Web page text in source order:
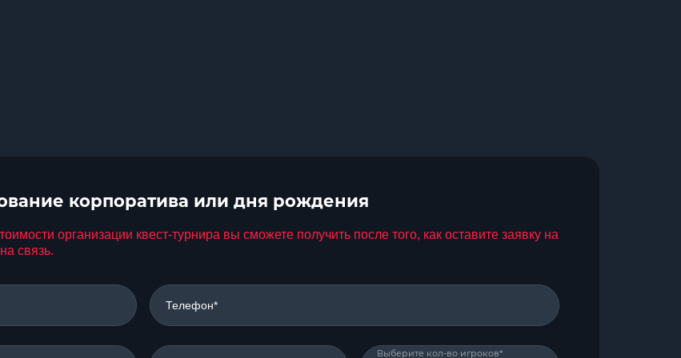
корпоратива или дня рождения
организации квест-турнира вы сможете получить после того, как оставите заявку на
связь.
Телефон*
Выберите кол-во игроков*